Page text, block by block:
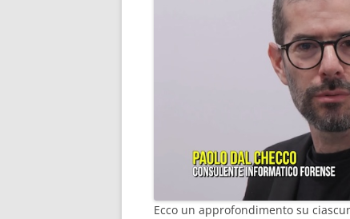
Ecco un approfondimento su